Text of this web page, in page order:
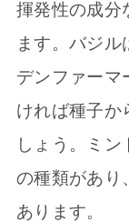
揮発性の成分
ます。バジ
デンファーマ
ければ種子か
しょう。ミ
の種類があり
あります。